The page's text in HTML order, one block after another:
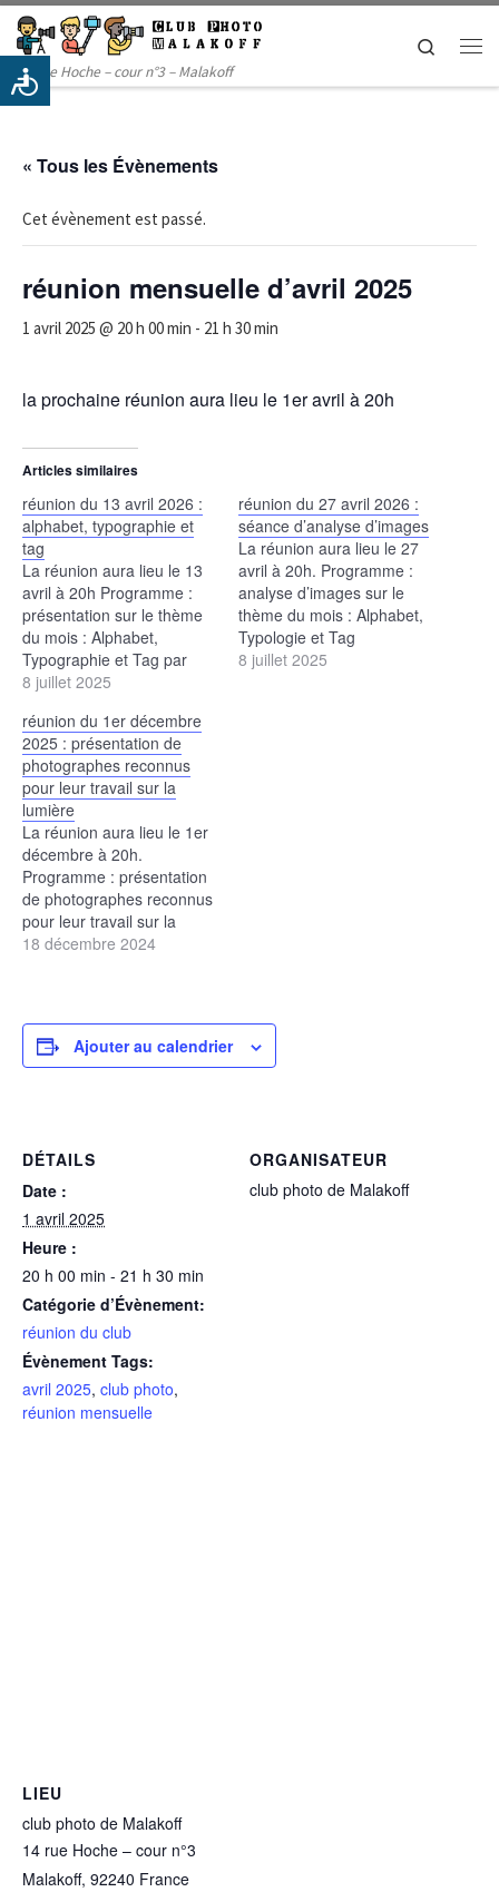
Passer au contenu
14 rue Hoche – cour n°3 – Malakoff
Search
« Tous les Évènements
Cet évènement est passé.
réunion mensuelle d’avril 2025
1 avril 2025 @ 20 h 00 min - 21 h 30 min
la prochaine réunion aura lieu le 1er avril à 20h
Articles similaires
réunion du 13 avril 2026 :
alphabet, typographie et
tag
La réunion aura lieu le 13
avril à 20h Programme :
présentation sur le thème
du mois : Alphabet,
Typographie et Tag par
Jean-François
8 juillet 2025
réunion du 27 avril 2026 :
séance d’analyse d’images
La réunion aura lieu le 27
avril à 20h. Programme :
analyse d’images sur le
thème du mois : Alphabet,
Typologie et Tag
8 juillet 2025
réunion du 1er décembre
2025 : présentation de
photographes reconnus
pour leur travail sur la
lumière
La réunion aura lieu le 1er
décembre à 20h.
Programme : présentation
de photographes reconnus
pour leur travail sur la
lumière Nicolas Quinette et
XXème siècle, Robert
Frank
18 décembre 2024
Ajouter au calendrier
DÉTAILS
Date :
1 avril 2025
Heure :
20 h 00 min - 21 h 30 min
Catégorie d’Évènement:
réunion du club
Évènement Tags:
avril 2025, club photo,
réunion mensuelle
ORGANISATEUR
club photo de Malakoff
LIEU
club photo de Malakoff
14 rue Hoche – cour n°3
Malakoff, 92240 France